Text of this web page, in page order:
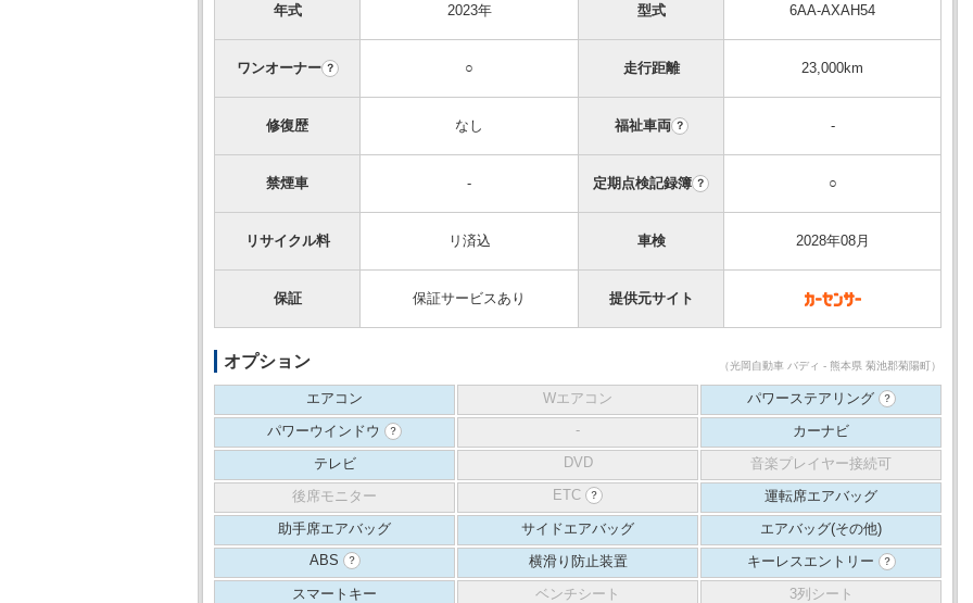
年式 2023年 型式 6AA-AXAH54
ワンオーナー ？ ○ 走行距離 23,000km
修復歴 なし 福祉車両 ？ -
禁煙車 - 定期点検記録簿 ？ ○
リサイクル料 リ済込 車検 2028年08月
保証 保証サービスあり 提供元サイト
オプション （光岡自動車 バディ - 熊本県 菊池郡菊陽町）
エアコン Wエアコン パワーステアリング ？
パワーウインドウ ？ -
カーナビ
テレビ
DVD
音楽プレイヤー接続可
後席モニター
ETC ？
運転席エアバッグ
助手席エアバッグ
サイドエアバッグ
エアバッグ(その他)
ABS
？ 横滑り防止装置 キーレスエントリー ？
スマートキー ベンチシート
3列シート